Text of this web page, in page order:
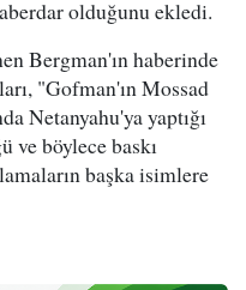
olduğunu ekledi.
Bergman'ın haberinde
"Gofman'ın Mossad
Netanyahu'ya yaptığı
ve böylece baskı
başka isimlere